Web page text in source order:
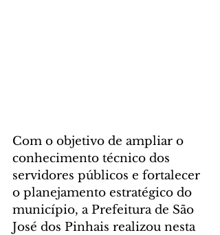
Com o objetivo de ampliar o
conhecimento técnico dos
servidores públicos e fortalecer
o planejamento estratégico do
município, a Prefeitura de São
José dos Pinhais realizou nesta